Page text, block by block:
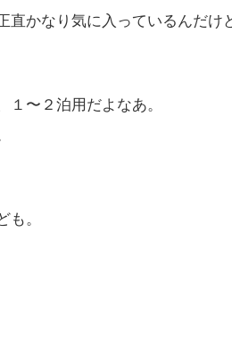
直かなり気に入っているんだけ
１〜２泊用だよなあ。
も。